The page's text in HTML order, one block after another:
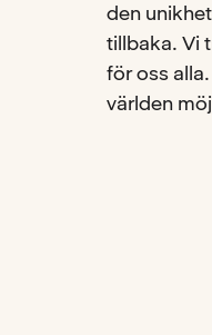
den
tillbaka. Vi
för oss
världen